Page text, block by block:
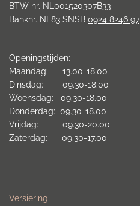
BTW nr. NL001520307B33
Banknr. NL83 SNSB 0924 8246 97
Openingstijden:
Maandag: 13.00-18.00
Dinsdag: 09.30-18.00
Woensdag: 09.30-18.00
Donderdag: 09.30-18.00
Vrijdag: 09.30-20.00
Zaterdag: 09.30-17.00
Versiering